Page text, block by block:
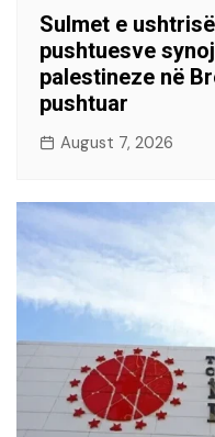
Sulmet e
pushtuesve
palestineze në
pushtuar
August 7, 2026